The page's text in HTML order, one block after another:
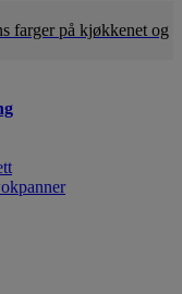
farger på kjøkkenet og